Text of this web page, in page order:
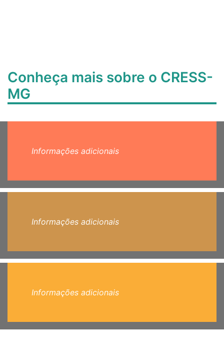
Conheça mais sobre o CRESS-
MG
Informações adicionais
Informações adicionais
Informações adicionais